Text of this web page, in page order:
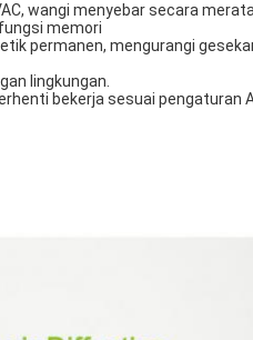
wangi menyebar secara merata
memori
permanen, mengurangi
lingkungan.
bekerja sesuai pengaturan